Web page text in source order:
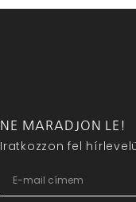
NE MARADJON LE!
Iratkozzon fel